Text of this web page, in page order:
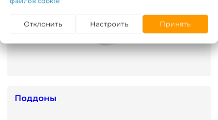
Поддоны
Отклонить Настроить Принять